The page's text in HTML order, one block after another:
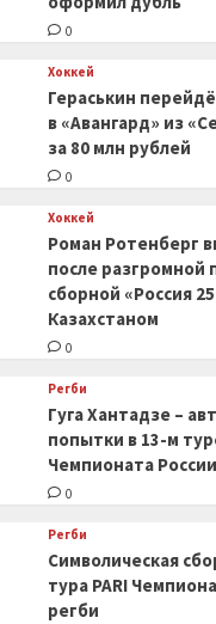
0
Хоккей
Гераськин
в «Авангард» из
за 80 млн рублей
0
Хоккей
Роман Ротенберг
после разгромной
сборной «Россия
Казахстаном
0
Регби
Гуга Хантадзе –
попытки в 13-м
Чемпионата России
0
Регби
Символическая
тура PARI
регби